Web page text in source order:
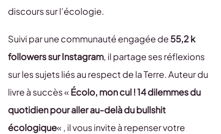
discours sur l’écologie.
Suivi par une communauté engagée de 55,2 k
followers sur Instagram, il partage ses réflexions
sur les sujets liés au respect de la Terre. Auteur du
livre à succès « Écolo, mon cul ! 14 dilemmes du
quotidien pour aller au-delà du bullshit
écologique« , il vous invite à repenser votre